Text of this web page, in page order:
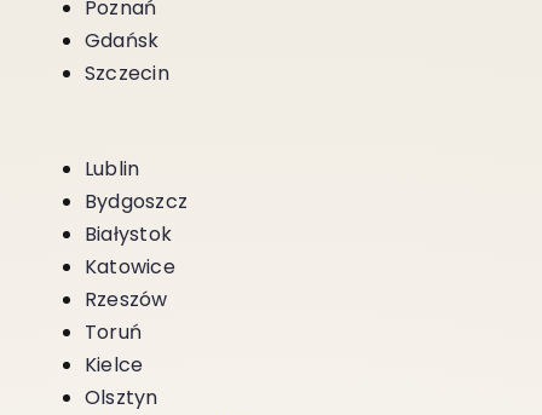
Poznań
Gdańsk
Szczecin
Lublin
Bydgoszcz
Białystok
Katowice
Rzeszów
Toruń
Kielce
Olsztyn